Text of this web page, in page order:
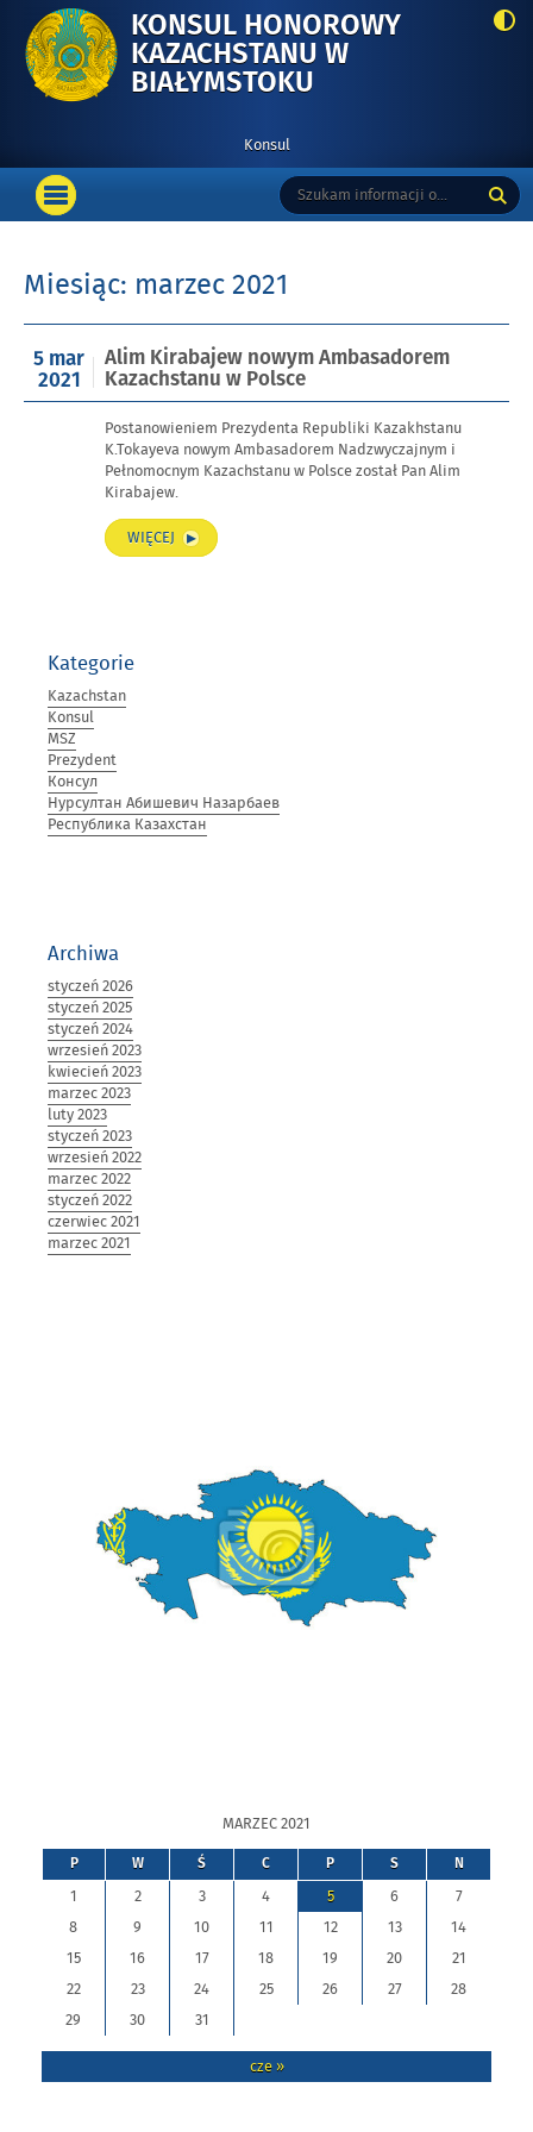
KONSUL HONOROWY
KAZACHSTANU W
BIAŁYMSTOKU
NOWYM
AMBASADOREM
KAZACHSTANU
Konsul
Wyszukiwarka
Tutaj
wpisz
szukaną
Menu
podstawowe
OTWÓRZ
MENU
Miesiąc: marzec 2021
Alim Kirabajew nowym Ambasadorem
Kazachstanu w Polsce
Opublikowano
w
dniu
5 mar
2021
Postanowieniem Prezydenta Republiki Kazakhstanu
K.Tokayeva nowym Ambasadorem Nadzwyczajnym i
Pełnomocnym Kazachstanu w Polsce został Pan Alim
Kirabajew.
WIĘCEJ „ALIM
KIRABAJEW
Kategorie
Kazachstan
Konsul
MSZ
Prezydent
Консул
Нурсултан Абишевич Назарбаев
Республика Казахстан
Archiwa
styczeń 2026
styczeń 2025
styczeń 2024
wrzesień 2023
kwiecień 2023
marzec 2023
luty 2023
styczeń 2023
wrzesień 2022
marzec 2022
styczeń 2022
czerwiec 2021
marzec 2021
MARZEC 2021
P W Ś C P S N
1 2 3 4 5 6
7
8
9 10 11 12 13
14
15
16 17 18 19 20
21
22
23 24 25 26 27
28
29
30 31
cze »